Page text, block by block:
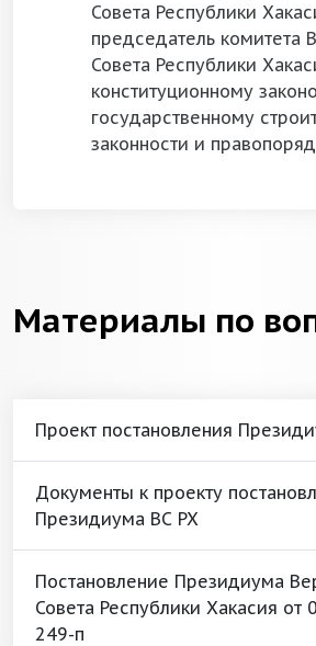
Совета Республики
председатель комитета
Совета Республики
конституционному
государственному
законности и
Материалы по
Проект постановления
Документы к проекту
Президиума ВС РХ
Постановление Президиума
Совета Республики Хакасия
249-п